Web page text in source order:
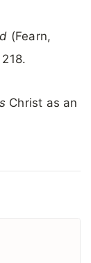
(Fearn,
Christ as an